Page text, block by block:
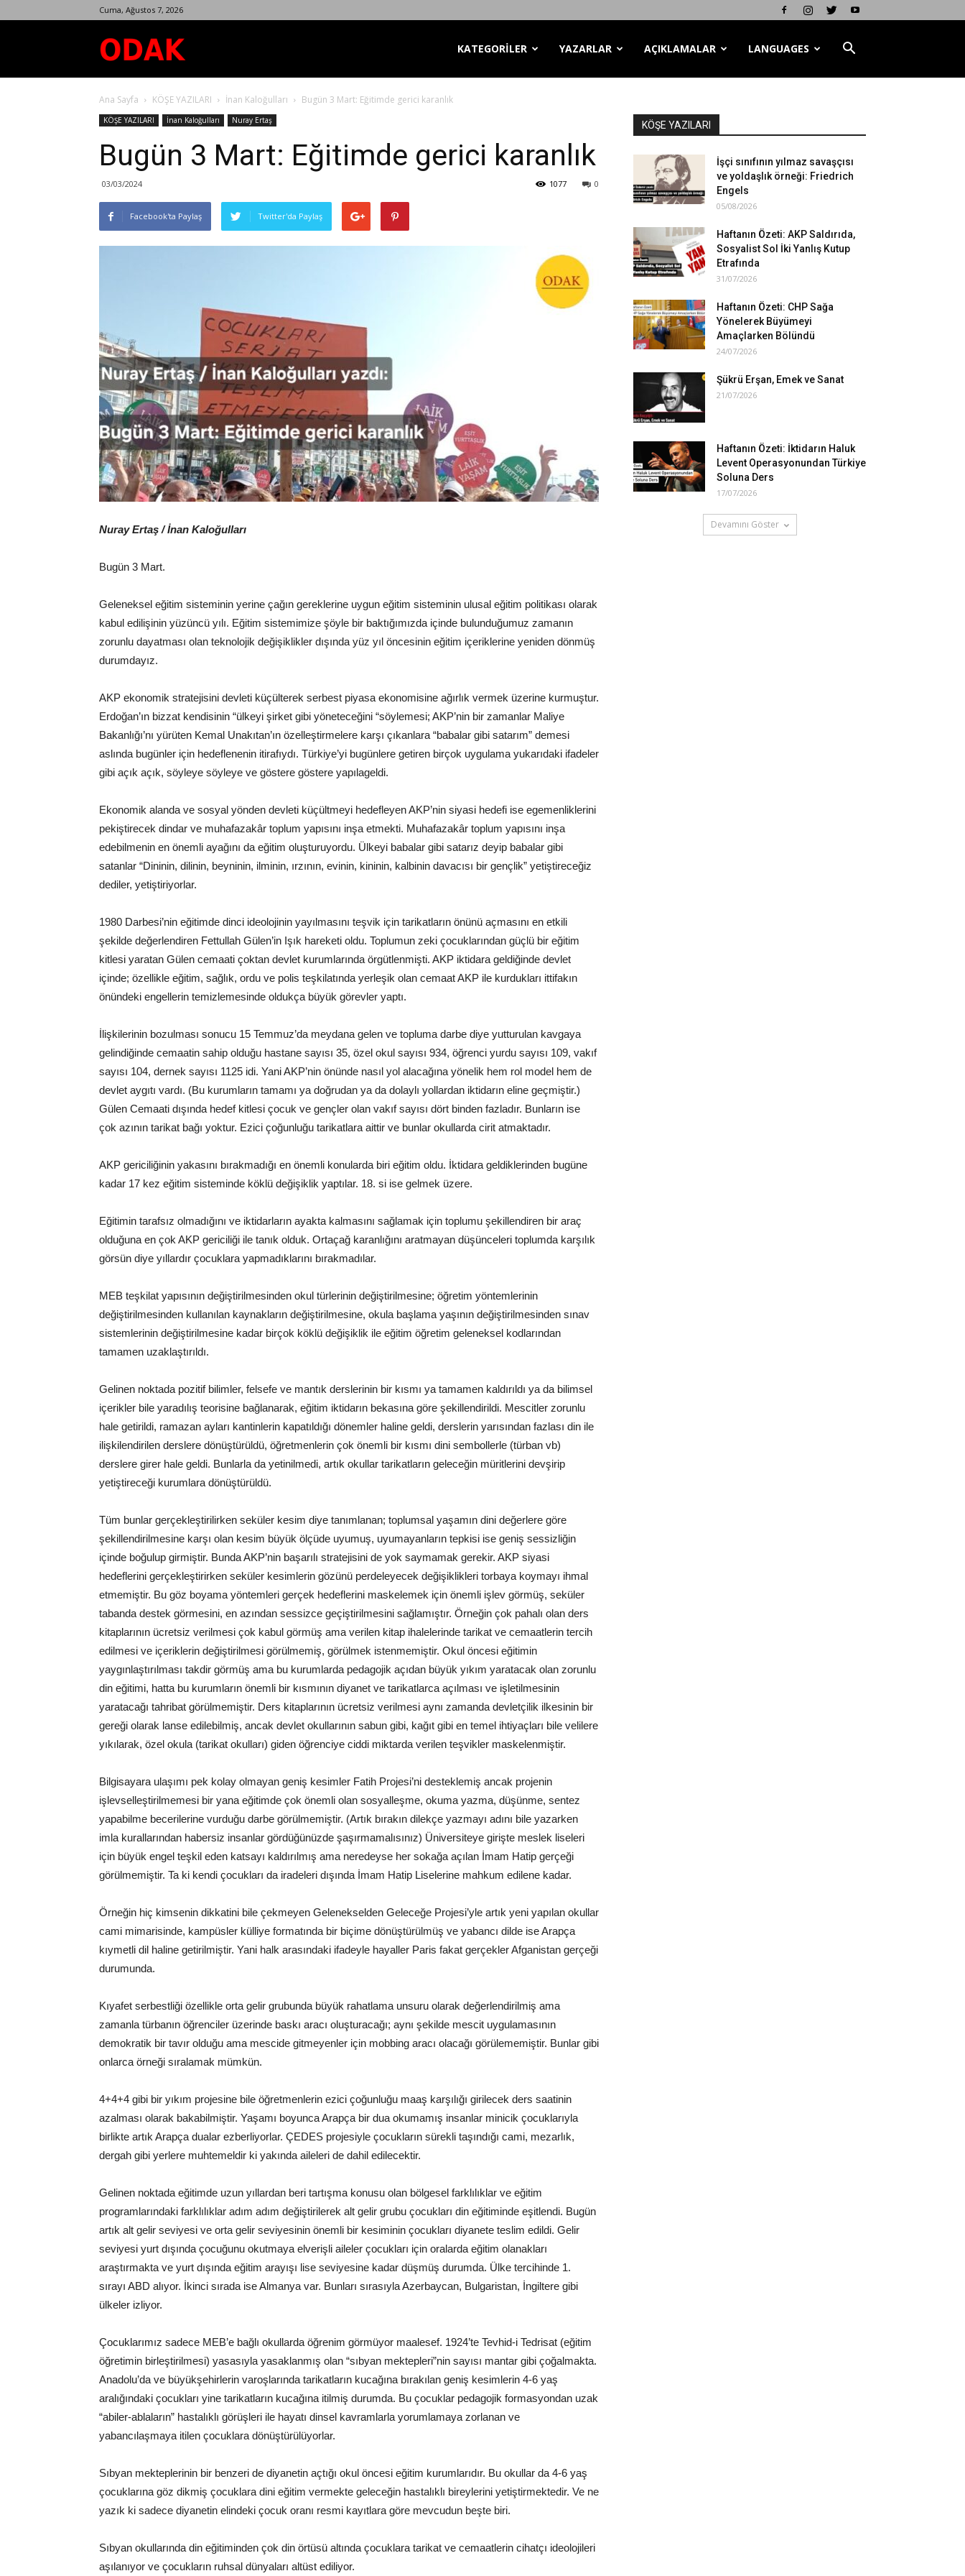
Cuma, Ağustos 7, 2026
Dergisi
KATEGORİLER YAZARLAR AÇIKLAMALAR LANGUAGES
Ana Sayfa KÖŞE YAZILARI İnan Kaloğulları Bugün 3 Mart: Eğitimde gerici karanlık
KÖŞE YAZILARI İnan Kaloğulları Nuray Ertaş
Bugün 3 Mart: Eğitimde gerici karanlık
03/03/2024 0
1077
Facebook'ta Paylaş Twitter'da Paylaş
Nuray Ertaş / İnan Kaloğulları
Bugün 3 Mart.
Geleneksel eğitim sisteminin yerine çağın gereklerine uygun eğitim sisteminin ulusal eğitim politikası olarak
kabul edilişinin yüzüncü yılı. Eğitim sistemimize şöyle bir baktığımızda içinde bulunduğumuz zamanın
zorunlu dayatması olan teknolojik değişiklikler dışında yüz yıl öncesinin eğitim içeriklerine yeniden dönmüş
durumdayız.
AKP ekonomik stratejisini devleti küçülterek serbest piyasa ekonomisine ağırlık vermek üzerine kurmuştur.
Erdoğan’ın bizzat kendisinin “ülkeyi şirket gibi yöneteceğini “söylemesi; AKP’nin bir zamanlar Maliye
Bakanlığı’nı yürüten Kemal Unakıtan’ın özelleştirmelere karşı çıkanlara “babalar gibi satarım” demesi
aslında bugünler için hedeflenenin itirafıydı. Türkiye’yi bugünlere getiren birçok uygulama yukarıdaki ifadeler
gibi açık açık, söyleye söyleye ve göstere göstere yapılageldi.
Ekonomik alanda ve sosyal yönden devleti küçültmeyi hedefleyen AKP’nin siyasi hedefi ise egemenliklerini
pekiştirecek dindar ve muhafazakâr toplum yapısını inşa etmekti. Muhafazakâr toplum yapısını inşa
edebilmenin en önemli ayağını da eğitim oluşturuyordu. Ülkeyi babalar gibi satarız deyip babalar gibi
satanlar “Dininin, dilinin, beyninin, ilminin, ırzının, evinin, kininin, kalbinin davacısı bir gençlik” yetiştireceğiz
dediler, yetiştiriyorlar.
1980 Darbesi’nin eğitimde dinci ideolojinin yayılmasını teşvik için tarikatların önünü açmasını en etkili
şekilde değerlendiren Fettullah Gülen’in Işık hareketi oldu. Toplumun zeki çocuklarından güçlü bir eğitim
kitlesi yaratan Gülen cemaati çoktan devlet kurumlarında örgütlenmişti. AKP iktidara geldiğinde devlet
içinde; özellikle eğitim, sağlık, ordu ve polis teşkilatında yerleşik olan cemaat AKP ile kurdukları ittifakın
önündeki engellerin temizlemesinde oldukça büyük görevler yaptı.
İlişkilerinin bozulması sonucu 15 Temmuz’da meydana gelen ve topluma darbe diye yutturulan kavgaya
gelindiğinde cemaatin sahip olduğu hastane sayısı 35, özel okul sayısı 934, öğrenci yurdu sayısı 109, vakıf
sayısı 104, dernek sayısı 1125 idi. Yani AKP’nin önünde nasıl yol alacağına yönelik hem rol model hem de
devlet aygıtı vardı. (Bu kurumların tamamı ya doğrudan ya da dolaylı yollardan iktidarın eline geçmiştir.)
Gülen Cemaati dışında hedef kitlesi çocuk ve gençler olan vakıf sayısı dört binden fazladır. Bunların ise
çok azının tarikat bağı yoktur. Ezici çoğunluğu tarikatlara aittir ve bunlar okullarda cirit atmaktadır.
AKP gericiliğinin yakasını bırakmadığı en önemli konularda biri eğitim oldu. İktidara geldiklerinden bugüne
kadar 17 kez eğitim sisteminde köklü değişiklik yaptılar. 18. si ise gelmek üzere.
Eğitimin tarafsız olmadığını ve iktidarların ayakta kalmasını sağlamak için toplumu şekillendiren bir araç
olduğuna en çok AKP gericiliği ile tanık olduk. Ortaçağ karanlığını aratmayan düşünceleri toplumda karşılık
görsün diye yıllardır çocuklara yapmadıklarını bırakmadılar.
MEB teşkilat yapısının değiştirilmesinden okul türlerinin değiştirilmesine; öğretim yöntemlerinin
değiştirilmesinden kullanılan kaynakların değiştirilmesine, okula başlama yaşının değiştirilmesinden sınav
sistemlerinin değiştirilmesine kadar birçok köklü değişiklik ile eğitim öğretim geleneksel kodlarından
tamamen uzaklaştırıldı.
Gelinen noktada pozitif bilimler, felsefe ve mantık derslerinin bir kısmı ya tamamen kaldırıldı ya da bilimsel
içerikler bile yaradılış teorisine bağlanarak, eğitim iktidarın bekasına göre şekillendirildi. Mescitler zorunlu
hale getirildi, ramazan ayları kantinlerin kapatıldığı dönemler haline geldi, derslerin yarısından fazlası din ile
ilişkilendirilen derslere dönüştürüldü, öğretmenlerin çok önemli bir kısmı dini sembollerle (türban vb)
derslere girer hale geldi. Bunlarla da yetinilmedi, artık okullar tarikatların geleceğin müritlerini devşirip
yetiştireceği kurumlara dönüştürüldü.
Tüm bunlar gerçekleştirilirken seküler kesim diye tanımlanan; toplumsal yaşamın dini değerlere göre
şekillendirilmesine karşı olan kesim büyük ölçüde uyumuş, uyumayanların tepkisi ise geniş sessizliğin
içinde boğulup girmiştir. Bunda AKP’nin başarılı stratejisini de yok saymamak gerekir. AKP siyasi
hedeflerini gerçekleştirirken seküler kesimlerin gözünü perdeleyecek değişiklikleri torbaya koymayı ihmal
etmemiştir. Bu göz boyama yöntemleri gerçek hedeflerini maskelemek için önemli işlev görmüş, seküler
tabanda destek görmesini, en azından sessizce geçiştirilmesini sağlamıştır. Örneğin çok pahalı olan ders
kitaplarının ücretsiz verilmesi çok kabul görmüş ama verilen kitap ihalelerinde tarikat ve cemaatlerin tercih
edilmesi ve içeriklerin değiştirilmesi görülmemiş, görülmek istenmemiştir. Okul öncesi eğitimin
yaygınlaştırılması takdir görmüş ama bu kurumlarda pedagojik açıdan büyük yıkım yaratacak olan zorunlu
din eğitimi, hatta bu kurumların önemli bir kısmının diyanet ve tarikatlarca açılması ve işletilmesinin
yaratacağı tahribat görülmemiştir. Ders kitaplarının ücretsiz verilmesi aynı zamanda devletçilik ilkesinin bir
gereği olarak lanse edilebilmiş, ancak devlet okullarının sabun gibi, kağıt gibi en temel ihtiyaçları bile velilere
yıkılarak, özel okula (tarikat okulları) giden öğrenciye ciddi miktarda verilen teşvikler maskelenmiştir.
Bilgisayara ulaşımı pek kolay olmayan geniş kesimler Fatih Projesi’ni desteklemiş ancak projenin
işlevselleştirilmemesi bir yana eğitimde çok önemli olan sosyalleşme, okuma yazma, düşünme, sentez
yapabilme becerilerine vurduğu darbe görülmemiştir. (Artık bırakın dilekçe yazmayı adını bile yazarken
imla kurallarından habersiz insanlar gördüğünüzde şaşırmamalısınız) Üniversiteye girişte meslek liseleri
için büyük engel teşkil eden katsayı kaldırılmış ama neredeyse her sokağa açılan İmam Hatip gerçeği
görülmemiştir. Ta ki kendi çocukları da iradeleri dışında İmam Hatip Liselerine mahkum edilene kadar.
Örneğin hiç kimsenin dikkatini bile çekmeyen Gelenekselden Geleceğe Projesi’yle artık yeni yapılan okullar
cami mimarisinde, kampüsler külliye formatında bir biçime dönüştürülmüş ve yabancı dilde ise Arapça
kıymetli dil haline getirilmiştir. Yani halk arasındaki ifadeyle hayaller Paris fakat gerçekler Afganistan gerçeği
durumunda.
Kıyafet serbestliği özellikle orta gelir grubunda büyük rahatlama unsuru olarak değerlendirilmiş ama
zamanla türbanın öğrenciler üzerinde baskı aracı oluşturacağı; aynı şekilde mescit uygulamasının
demokratik bir tavır olduğu ama mescide gitmeyenler için mobbing aracı olacağı görülememiştir. Bunlar gibi
onlarca örneği sıralamak mümkün.
4+4+4 gibi bir yıkım projesine bile öğretmenlerin ezici çoğunluğu maaş karşılığı girilecek ders saatinin
azalması olarak bakabilmiştir. Yaşamı boyunca Arapça bir dua okumamış insanlar minicik çocuklarıyla
birlikte artık Arapça dualar ezberliyorlar. ÇEDES projesiyle çocukların sürekli taşındığı cami, mezarlık,
dergah gibi yerlere muhtemeldir ki yakında aileleri de dahil edilecektir.
Gelinen noktada eğitimde uzun yıllardan beri tartışma konusu olan bölgesel farklılıklar ve eğitim
programlarındaki farklılıklar adım adım değiştirilerek alt gelir grubu çocukları din eğitiminde eşitlendi. Bugün
artık alt gelir seviyesi ve orta gelir seviyesinin önemli bir kesiminin çocukları diyanete teslim edildi. Gelir
seviyesi yurt dışında çocuğunu okutmaya elverişli aileler çocukları için oralarda eğitim olanakları
araştırmakta ve yurt dışında eğitim arayışı lise seviyesine kadar düşmüş durumda. Ülke tercihinde 1.
sırayı ABD alıyor. İkinci sırada ise Almanya var. Bunları sırasıyla Azerbaycan, Bulgaristan, İngiltere gibi
ülkeler izliyor.
Çocuklarımız sadece MEB’e bağlı okullarda öğrenim görmüyor maalesef. 1924’te Tevhid-i Tedrisat (eğitim
öğretimin birleştirilmesi) yasasıyla yasaklanmış olan “sıbyan mektepleri”nin sayısı mantar gibi çoğalmakta.
Anadolu’da ve büyükşehirlerin varoşlarında tarikatların kucağına bırakılan geniş kesimlerin 4-6 yaş
aralığındaki çocukları yine tarikatların kucağına itilmiş durumda. Bu çocuklar pedagojik formasyondan uzak
“abiler-ablaların” hastalıklı görüşleri ile hayatı dinsel kavramlarla yorumlamaya zorlanan ve
yabancılaşmaya itilen çocuklara dönüştürülüyorlar.
Sıbyan mekteplerinin bir benzeri de diyanetin açtığı okul öncesi eğitim kurumlarıdır. Bu okullar da 4-6 yaş
çocuklarına göz dikmiş çocuklara dini eğitim vermekte geleceğin hastalıklı bireylerini yetiştirmektedir. Ve ne
yazık ki sadece diyanetin elindeki çocuk oranı resmi kayıtlara göre mevcudun beşte biri.
Sıbyan okullarında din eğitiminden çok din örtüsü altında çocuklara tarikat ve cemaatlerin cihatçı ideolojileri
aşılanıyor ve çocukların ruhsal dünyaları altüst ediliyor.
KÖŞE YAZILARI
İşçi sınıfının yılmaz savaşçısı
ve yoldaşlık örneği: Friedrich
Engels
05/08/2026
Haftanın Özeti: AKP Saldırıda,
Sosyalist Sol İki Yanlış Kutup
Etrafında
31/07/2026
Haftanın Özeti: CHP Sağa
Yönelerek Büyümeyi
Amaçlarken Bölündü
24/07/2026
Şükrü Erşan, Emek ve Sanat
21/07/2026
Haftanın Özeti: İktidarın Haluk
Levent Operasyonundan Türkiye
Soluna Ders
17/07/2026
Devamını Göster